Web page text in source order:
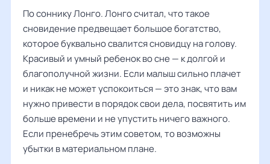
По соннику Лонго. Лонго считал, что такое
сновидение предвещает большое богатство,
которое буквально свалится сновидцу на голову.
Красивый и умный ребенок во сне — к долгой и
благополучной жизни. Если малыш сильно плачет
и никак не может успокоиться — это знак, что вам
нужно привести в порядок свои дела, посвятить им
больше времени и не упустить ничего важного.
Если пренебречь этим советом, то возможны
убытки в материальном плане.